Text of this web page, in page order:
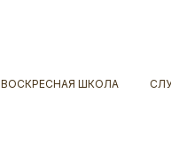
ВОСКРЕСНАЯ ШКОЛА